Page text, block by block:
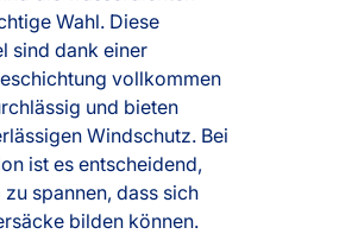
Wahl. Diese
sind dank einer
vollkommen
und bieten
Windschutz. Bei
ist es entscheidend,
spannen, dass sich
bilden können.